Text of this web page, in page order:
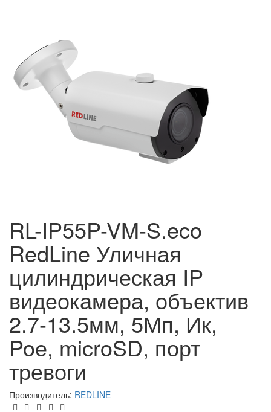
RL-IP55P-VM-S.eco
RedLine Уличная
цилиндрическая IP
видеокамера, объектив
2.7-13.5мм, 5Мп, Ик,
Poe, microSD, порт
тревоги
Производитель: REDLINE